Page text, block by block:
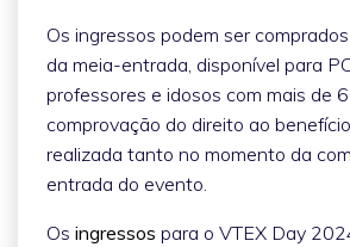
Os ingressos podem ser
da meia-entrada, disponível para
professores e idosos com mais de
comprovação do direito ao
realizada tanto no momento da
entrada do evento.
Os ingressos para o VTEX Day